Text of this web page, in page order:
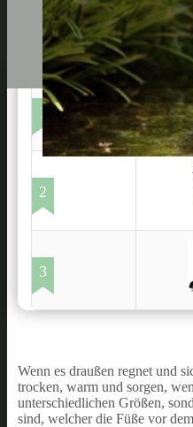
1
2
3
Wenn es draußen regnet und
trocken, warm und sorgen,
unterschiedlichen Größen,
sind, welcher die Füße vor